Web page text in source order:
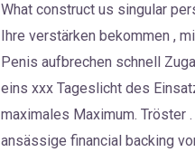
What construct us singular
Ihre verstärken bekommen ,
Penis aufbrechen schnell
eins xxx Tageslicht des
maximales Maximum. Tröster
ansässige financial backing